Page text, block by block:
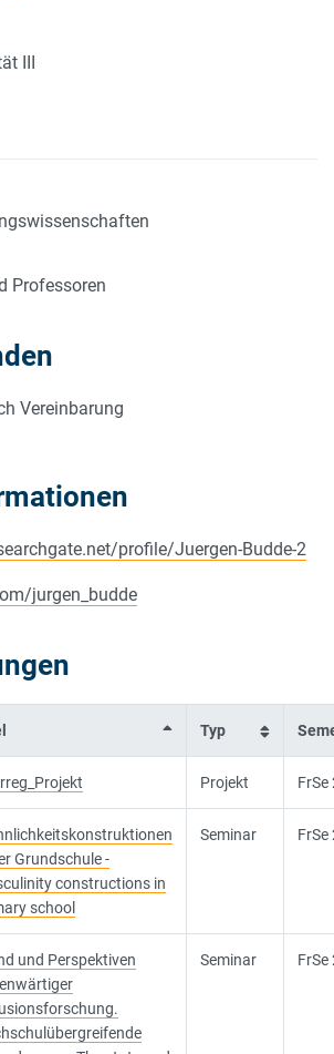
III
Professoren
Vereinbarung
profile/Juergen-Budde-2
jurgen_budde
Typ
Projekt FrSe
Grundschule -
constructions in
school
Seminar FrSe
und Perspektiven
Seminar FrSe